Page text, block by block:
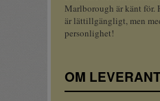
Marlborough är känt för.
är lättillgängligt, men
personlighet!
OM